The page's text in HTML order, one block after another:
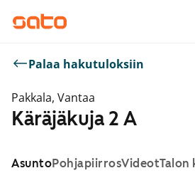
Palaa hakutuloksiin
Pakkala, Vantaa
Käräjäkuja 2 A
AsuntoPohjapiirrosVideotTalon